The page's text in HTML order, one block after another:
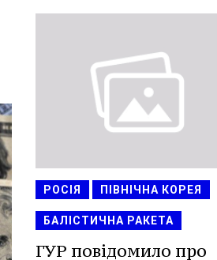
РОСІЯ ПІВНІЧНА КОРЕЯ
БАЛІСТИЧНА РАКЕТА
ГУР повідомило про